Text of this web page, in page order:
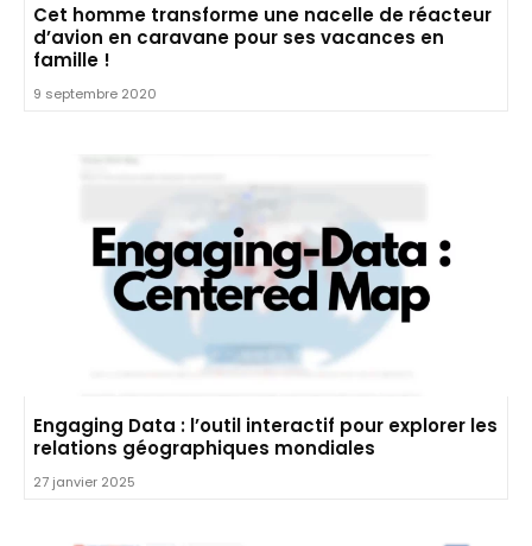
Cet homme transforme une nacelle de réacteur
d’avion en caravane pour ses vacances en
famille !
9 septembre 2020
Engaging Data : l’outil interactif pour explorer les
relations géographiques mondiales
27 janvier 2025